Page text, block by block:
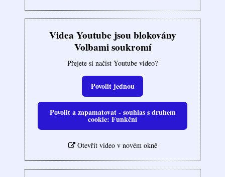
Videa Youtube jsou blokovány
Volbami soukromí
Přejete si načíst Youtube video?
Povolit jednou
Povolit a zapamatovat - souhlas s druhem
cookie: Funkční
Otevřít video v novém okně